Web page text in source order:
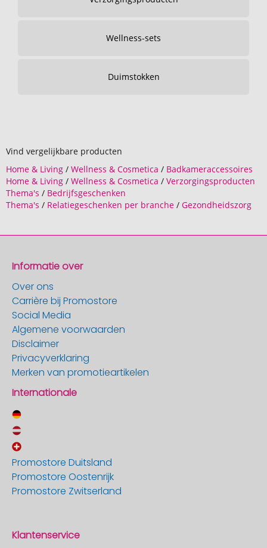
Wellness-sets
Duimstokken
Vind vergelijkbare producten
Home & Living / Wellness & Cosmetica / Badkameraccessoires
Home & Living / Wellness & Cosmetica / Verzorgingsproducten
Thema's / Bedrijfsgeschenken
Thema's / Relatiegeschenken per branche / Gezondheidszorg
Informatie over
Over ons
Carrière bij Promostore
Social Media
Algemene voorwaarden
Disclaimer
Privacyverklaring
Merken van promotieartikelen
Internationale
Promostore Duitsland
Promostore Oostenrijk
Promostore Zwitserland
Klantenservice